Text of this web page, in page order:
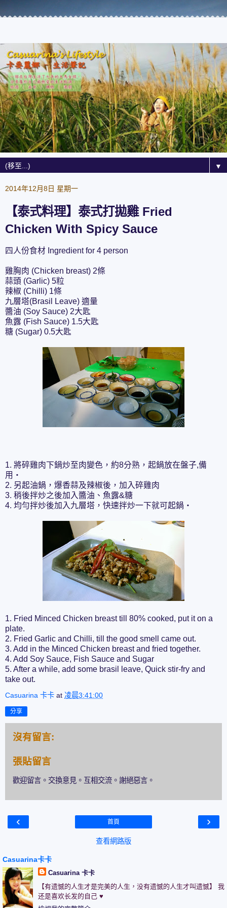
▼
2014年12月8日 星期一
【泰式料理】泰式打拋雞 Fried
Chicken With Spicy Sauce
四人份食材 Ingredient for 4 person
雞胸肉 (Chicken breast) 2條
蒜頭 (Garlic) 5粒
辣椒 (Chilli) 1條
九層塔(Brasil Leave) 適量
醬油 (Soy Sauce) 2大匙
魚露 (Fish Sauce) 1.5大匙
糖 (Sugar) 0.5大匙
1. 將碎雞肉下鍋炒至肉變色，約8分熟，起鍋放在盤子,備
用‧
2. 另起油鍋，爆香蒜及辣椒後，加入碎雞肉
3. 稍後拌炒之後加入醬油、魚露&糖
4. 均勻拌炒後加入九層塔，快速拌炒一下就可起鍋‧
1. Fried Minced Chicken breast till 80% cooked, put it on a
plate.
2. Fried Garlic and Chilli, till the good smell came out.
3. Add in the Minced Chicken breast and fried together.
4. Add Soy Sauce, Fish Sauce and Sugar
5. After a while, add some brasil leave, Quick stir-fry and
take out.
Casuarina 卡卡 at 凌晨3:41:00
分享
沒有留言:
張貼留言
歡迎留言。交換意見。互相交流。謝絕惡言。
‹ ›
首頁
查看網路版
Casuarina卡卡
Casuarina 卡卡
【有遗憾的人生才是完美的人生，没有遗憾的人生才叫遗憾】 我
还是喜欢长发的自己 ♥